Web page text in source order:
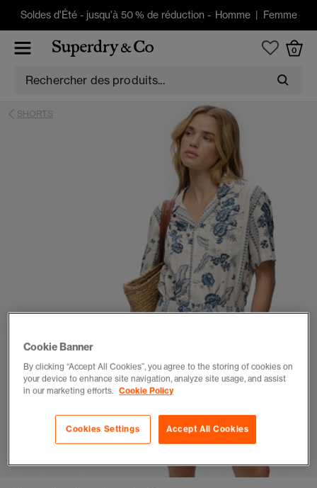
Soldes d'Été -jusqu'à 50 % de réduction - Homme| Femme
0
SHORTS
3 5
Cookie Banner
By clicking “Accept All Cookies”, you agree to the storing of cookies on
your device to enhance site navigation, analyze site usage, and assist
in our marketing efforts. Cookie Policy
Accept All Cookies
Cookies Settings